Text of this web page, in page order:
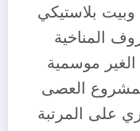
بلاستيكي
المناخية
موسمية
العصى
على المرتبة